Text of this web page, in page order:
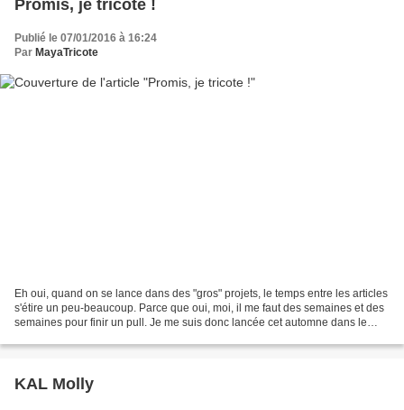
Promis, je tricote !
Publié le 07/01/2016 à 16:24
Par MayaTricote
Eh oui, quand on se lance dans des "gros" projets, le temps entre les articles
s'étire un peu-beaucoup. Parce que oui, moi, il me faut des semaines et des
semaines pour finir un pull. Je me suis donc lancée cet automne dans le
KAL Molly